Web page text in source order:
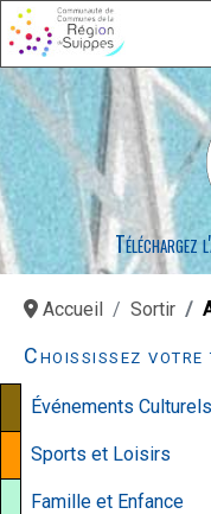
Téléchargez
Accueil Sortir
Choississez votre
Événements Culturels
Sports et Loisirs
Famille et Enfance